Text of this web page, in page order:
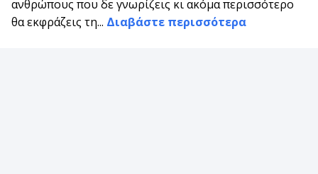
ανθρώπους που δε γνωρίζεις κι ακόμα περισσότερο
θα εκφράζεις τη... Διαβάστε περισσότερα